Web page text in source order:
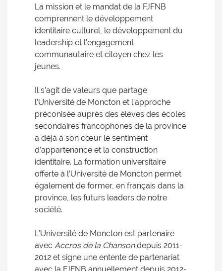
La mission et le mandat de la FJFNB
comprennent le développement
identitaire culturel, le développement du
leadership et l’engagement
communautaire et citoyen chez les
jeunes.
Il s’agit de valeurs que partage
l’Université de Moncton et l’approche
préconisée auprès des élèves des écoles
secondaires francophones de la province
a déjà à son cœur le sentiment
d’appartenance et la construction
identitaire. La formation universitaire
offerte à l’Université de Moncton permet
également de former, en français dans la
province, les futurs leaders de notre
société.
L’Université de Moncton est partenaire
avec Accros de la Chansondepuis 2011-
2012 et signe une entente de partenariat